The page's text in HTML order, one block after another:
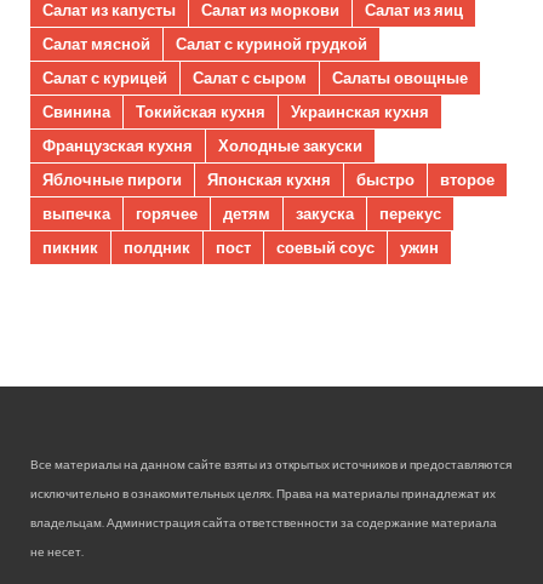
Салат из капусты
Салат из моркови
Салат из яиц
Салат мясной
Салат с куриной грудкой
Салат с курицей
Салат с сыром
Салаты овощные
Свинина
Токийская кухня
Украинская кухня
Французская кухня
Холодные закуски
Яблочные пироги
Японская кухня быстро
второе
выпечка
горячее детям закуска
перекус
пикник
полдник пост соевый соус ужин
Все материалы на данном сайте взяты из открытых источников и предоставляются
исключительно в ознакомительных целях. Права на материалы принадлежат их
владельцам. Администрация сайта ответственности за содержание материала
не несет.